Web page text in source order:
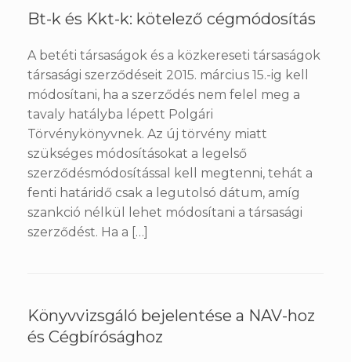
Bt-k és Kkt-k: kötelező cégmódosítás
A betéti társaságok és a közkereseti társaságok
társasági szerződéseit 2015. március 15.-ig kell
módosítani, ha a szerződés nem felel meg a
tavaly hatályba lépett Polgári
Törvénykönyvnek. Az új törvény miatt
szükséges módosításokat a legelső
szerződésmódosítással kell megtenni, tehát a
fenti határidő csak a legutolsó dátum, amíg
szankció nélkül lehet módosítani a társasági
szerződést. Ha a […]
Könyvvizsgáló bejelentése a NAV-hoz
és Cégbírósághoz